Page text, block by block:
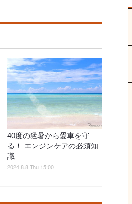
40度の猛暑から愛車を守
る！ エンジンケアの必須知
識
2024.8.8 Thu 15:00